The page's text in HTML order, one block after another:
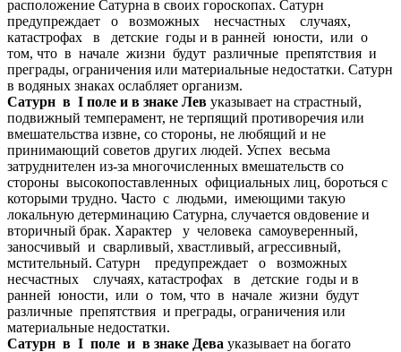
расположение Сатурна в своих гороскопах. Сатурн
предупреждает о возможных несчастных случаях,
катастрофах в детские годы и в ранней юности, или о
том, что в начале жизни будут различные препятствия и
преграды, ограничения или материальные недостатки. Сатурн
в водяных знаках ослабляет организм.
Сатурн в I поле и в знаке Лев указывает на страстный,
подвижный темперамент, не терпящий противоречия или
вмешательства извне, со стороны, не любящий и не
принимающий советов других людей. Успех весьма
затруднителен из-за многочисленных вмешательств со
стороны высокопоставленных официальных лиц, бороться с
которыми трудно. Часто c людьми, имеющими такую
локальную детерминацию Сатурна, случается овдовение и
вторичный брак. Характер у человека самоуверенный,
заносчивый и сварливый, хвастливый, агрессивный,
мстительный. Сатурн предупреждает о возможных
несчастных случаях, катастрофах в детские годы и в
ранней юности, или о том, что в начале жизни будут
различные препятствия и преграды, ограничения или
материальные недостатки.
Сатурн в I поле и в знаке Дева указывает на богато